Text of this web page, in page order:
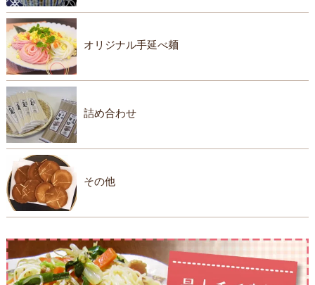
オリジナル手延べ麺
詰め合わせ
その他